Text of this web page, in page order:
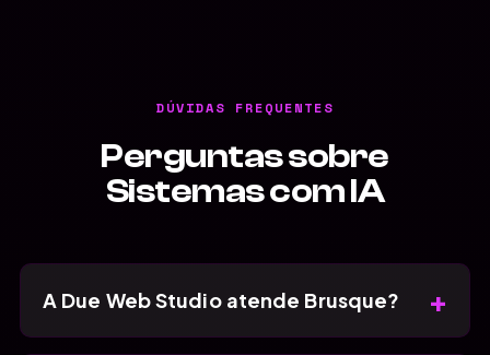
DÚVIDAS FREQUENTES
Perguntas sobre
Sistemas com IA
A Due Web Studio atende Brusque? +